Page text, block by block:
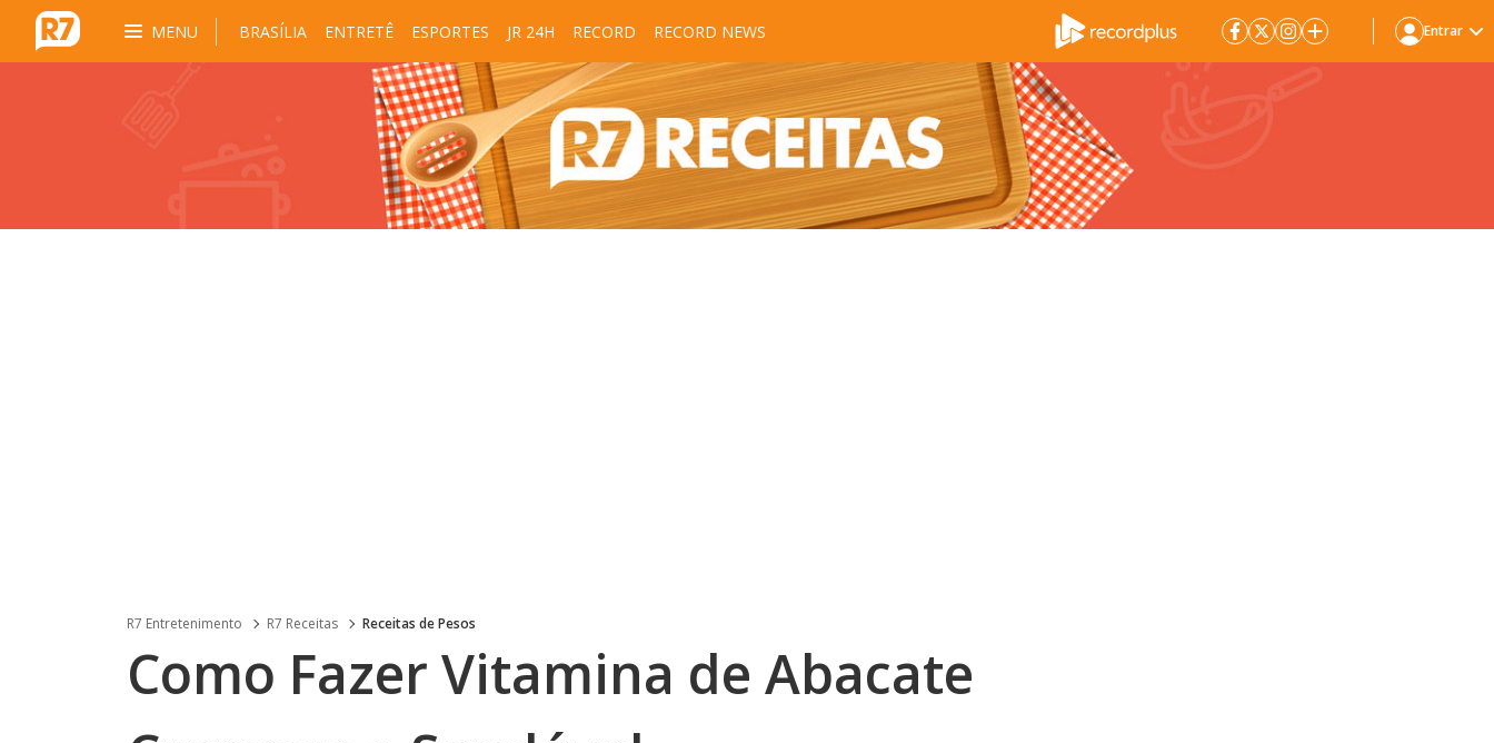
MENU BRASÍLIA ENTRETÊ ESPORTES JR 24H RECORD RECORD NEWS Entrar
R7 Entretenimento R7 Receitas Receitas de Pesos
Como Fazer Vitamina de Abacate